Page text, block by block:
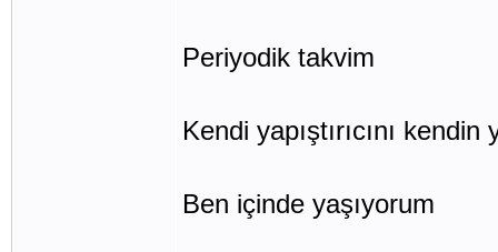
Periyodik takvim
Kendi yapıştırıcını kendin
Ben içinde yaşıyorum